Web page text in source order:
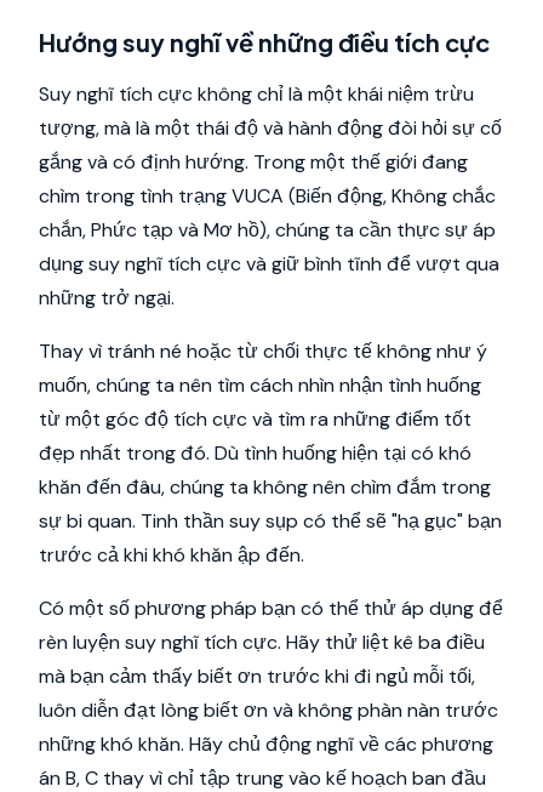
Hướng suy nghĩ về những điều tích cực
Suy nghĩ tích cực không chỉ là một khái niệm trừu
tượng, mà là một thái độ và hành động đòi hỏi sự cố
gắng và có định hướng. Trong một thế giới đang
chìm trong tình trạng VUCA (Biến động, Không chắc
chắn, Phức tạp và Mơ hồ), chúng ta cần thực sự áp
dụng suy nghĩ tích cực và giữ bình tĩnh để vượt qua
những trở ngại.
Thay vì tránh né hoặc từ chối thực tế không như ý
muốn, chúng ta nên tìm cách nhìn nhận tình huống
từ một góc độ tích cực và tìm ra những điểm tốt
đẹp nhất trong đó. Dù tình huống hiện tại có khó
khăn đến đâu, chúng ta không nên chìm đắm trong
sự bi quan. Tinh thần suy sụp có thể sẽ "hạ gục" bạn
trước cả khi khó khăn ập đến.
Có một số phương pháp bạn có thể thử áp dụng để
rèn luyện suy nghĩ tích cực. Hãy thử liệt kê ba điều
mà bạn cảm thấy biết ơn trước khi đi ngủ mỗi tối,
luôn diễn đạt lòng biết ơn và không phàn nàn trước
những khó khăn. Hãy chủ động nghĩ về các phương
án B, C thay vì chỉ tập trung vào kế hoạch ban đầu